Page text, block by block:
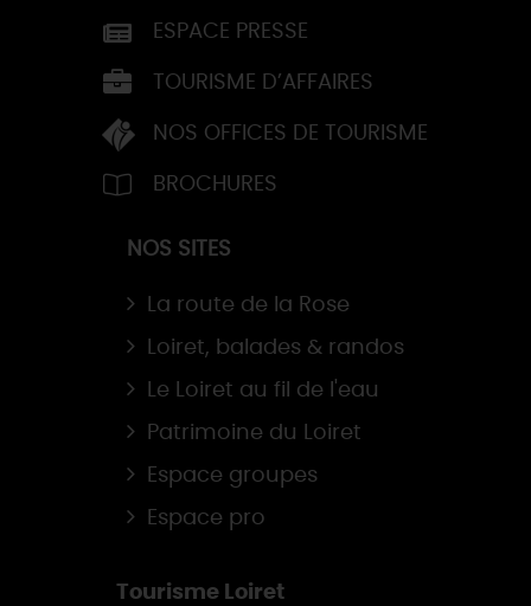
ESPACE PRESSE
TOURISME D’AFFAIRES
NOS OFFICES DE TOURISME
BROCHURES
NOS SITES
La route de la Rose
Loiret, balades & randos
Le Loiret au fil de l'eau
Patrimoine du Loiret
Espace groupes
Espace pro
Tourisme Loiret